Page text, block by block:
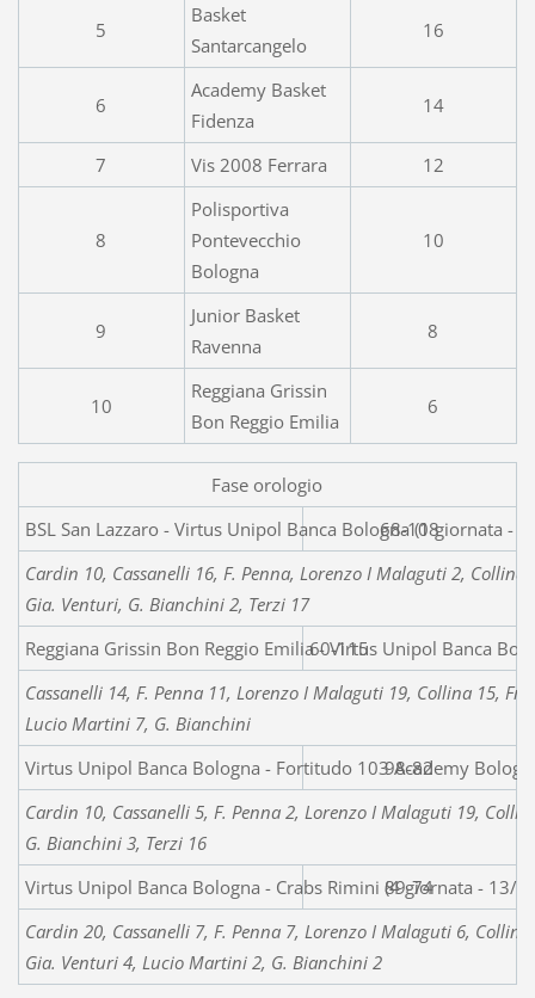
5
Basket
Santarcangelo
16
6
Academy Basket
Fidenza
14
7 Vis 2008 Ferrara 12
8
Polisportiva
Pontevecchio
Bologna
10
9
Junior Basket
Ravenna
8
10
Reggiana Grissin
Bon Reggio Emilia
6
Fase orologio
BSL San Lazzaro - Virtus Unipol
68-108
Cardin 10, Cassanelli 16, F. Penna, Lorenzo I Malaguti 2,
Gia. Venturi, G. Bianchini 2, Terzi 17
Reggiana Grissin Bon Reggio Emilia - Virtus Unipol Banca
60-115
Cassanelli 14, F. Penna 11, Lorenzo I Malaguti 19, Collina 15,
Lucio Martini 7, G. Bianchini
Virtus Unipol Banca Bologna - Fortitudo 103 Academy
98-82
Cardin 10, Cassanelli 5, F. Penna 2, Lorenzo I Malaguti 19,
G. Bianchini 3, Terzi 16
Virtus Unipol Banca Bologna - Crabs Rimini (4 giornata - 13/
89-74
Cardin 20, Cassanelli 7, F. Penna 7, Lorenzo I Malaguti 6,
Gia. Venturi 4, Lucio Martini 2, G. Bianchini 2